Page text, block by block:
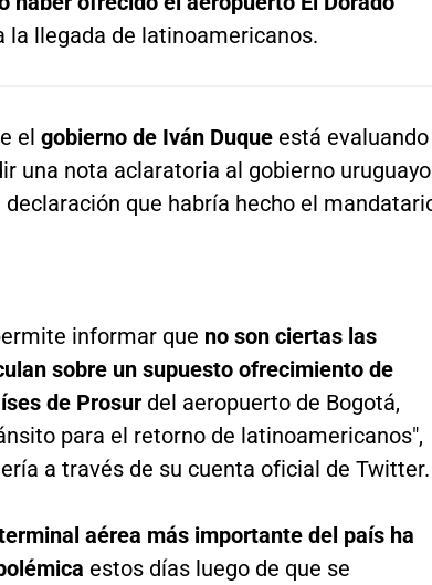
la llegada de latinoamericanos.
el gobierno de Iván Duque está evaluando
una nota aclaratoria al gobierno uruguayo
que habría hecho el
informar que no son ciertas las
sobre un supuesto ofrecimiento de
de Prosur del aeropuerto de Bogotá,
para el retorno de latinoamericanos",
a través de su cuenta oficial de Twitter.
aérea más importante del país ha
estos días luego de que se